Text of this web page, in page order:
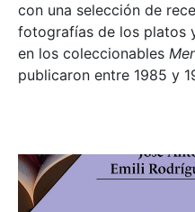
con una selección de
fotografías de los platos
en los coleccionables
publicaron entre 1985 y